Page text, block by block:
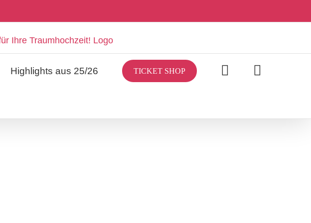
Highlights aus 25/26 TICKET SHOP